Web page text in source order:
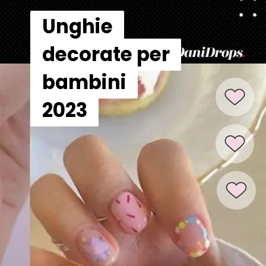
Unghie
decorate per
bambini
2023
Unghie
decorate per
bambini
2023